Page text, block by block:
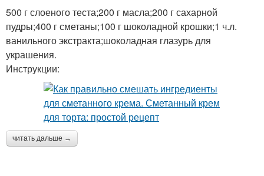
500 г слоеного теста;200 г масла;200 г сахарной
пудры;400 г сметаны;100 г шоколадной крошки;1 ч.л.
ванильного экстракта;шоколадная глазурь для
украшения.
Инструкции:
читать дальше →